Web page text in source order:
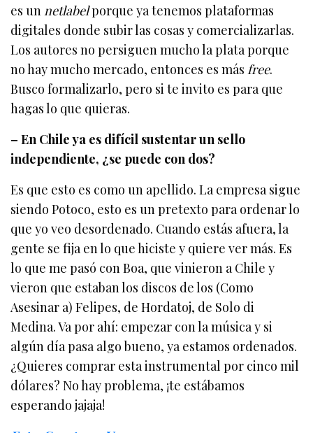
es un netlabelporque ya tenemos plataformas
digitales donde subir las cosas y comercializarlas.
Los autores no persiguen mucho la plata porque
no hay mucho mercado, entonces es más free.
Busco formalizarlo, pero si te invito es para que
hagas lo que quieras.
– En Chile ya es difícil sustentar un sello
independiente, ¿se puede con dos?
Es que esto es como un apellido. La empresa sigue
siendo Potoco, esto es un pretexto para ordenar lo
que yo veo desordenado. Cuando estás afuera, la
gente se fija en lo que hiciste y quiere ver más. Es
lo que me pasó con Boa, que vinieron a Chile y
vieron que estaban los discos de los (Como
Asesinar a) Felipes, de Hordatoj, de Solo di
Medina. Va por ahí: empezar con la música y si
algún día pasa algo bueno, ya estamos ordenados.
¿Quieres comprar esta instrumental por cinco mil
dólares? No hay problema, ¡te estábamos
esperando jajaja!